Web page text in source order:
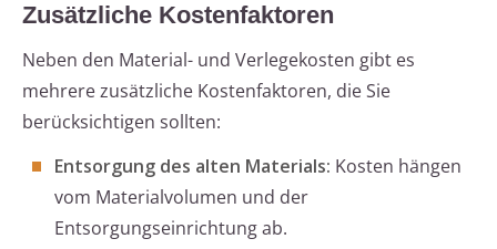
Zusätzliche Kostenfaktoren
Neben den Material- und Verlegekosten gibt es
mehrere zusätzliche Kostenfaktoren, die Sie
berücksichtigen sollten:
Entsorgung des alten Materials: Kosten hängen
vom Materialvolumen und der
Entsorgungseinrichtung ab.